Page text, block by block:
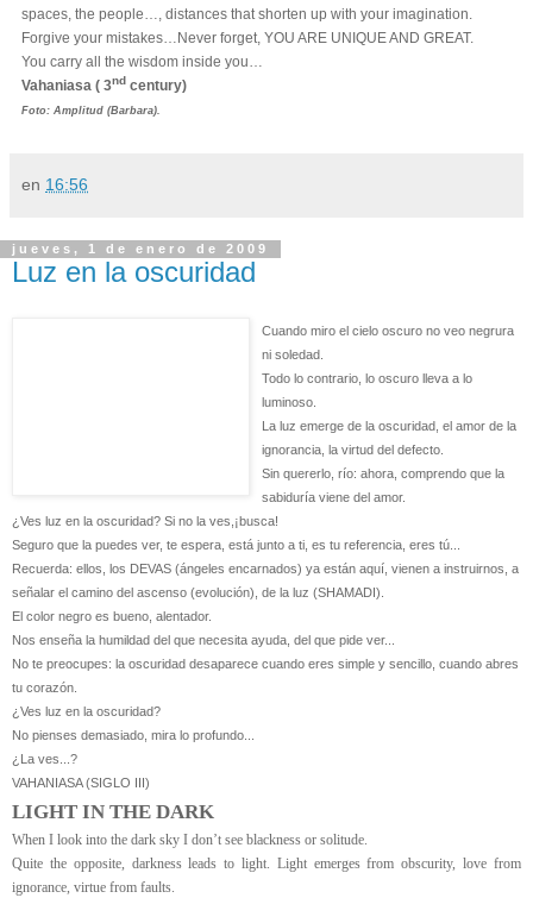
spaces, the people…, distances that shorten up with your imagination.
Forgive your mistakes…Never forget, YOU ARE UNIQUE AND GREAT.
You carry all the wisdom inside you…
Vahaniasa ( 3nd century)
Foto: Amplitud (Barbara).
en 16:56
jueves, 1 de enero de 2009
Luz en la oscuridad
Cuando miro el cielo oscuro no veo negrura
ni soledad.
Todo lo contrario, lo oscuro lleva a lo
luminoso.
La luz emerge de la oscuridad, el amor de la
ignorancia, la virtud del defecto.
Sin quererlo, río: ahora, comprendo que la
sabiduría viene del amor.
¿Ves luz en la oscuridad? Si no la ves,¡busca!
Seguro que la puedes ver, te espera, está junto a ti, es tu referencia, eres tú...
Recuerda: ellos, los DEVAS (ángeles encarnados) ya están aquí, vienen a instruirnos, a
señalar el camino del ascenso (evolución), de la luz (SHAMADI).
El color negro es bueno, alentador.
Nos enseña la humildad del que necesita ayuda, del que pide ver...
No te preocupes: la oscuridad desaparece cuando eres simple y sencillo, cuando abres
tu corazón.
¿Ves luz en la oscuridad?
No pienses demasiado, mira lo profundo...
¿La ves...?
VAHANIASA (SIGLO III)
LIGHT IN THE DARK
When I look into the dark sky I don’t see blackness or solitude.
Quite the opposite, darkness leads to light. Light emerges from obscurity, love from
ignorance, virtue from faults.